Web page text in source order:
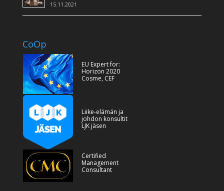
15.11.2021
CoOp
EU Expert for:
Horizon 2020
Cosme, CEF
Liike-elämän ja
johdon konsultit
LJK jäsen
Certified
Management
Consultant